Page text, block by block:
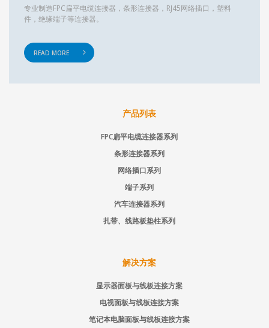
专业制造FPC扁平电缆连接器，条形连接器，RJ45网络插口，塑料
件，绝缘端子等连接器。
READ MORE
产品列表
FPC扁平电缆连接器系列
条形连接器系列
网络插口系列
端子系列
汽车连接器系列
扎带、线路板垫柱系列
解决方案
显示器面板与线板连接方案
电视面板与线板连接方案
笔记本电脑面板与线板连接方案